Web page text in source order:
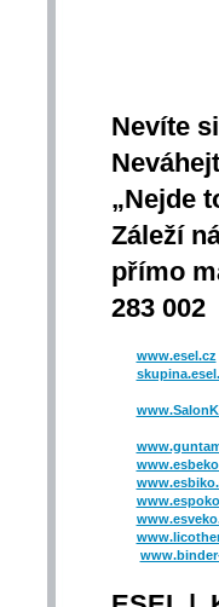
Nevíte
„Nejde
Záleží
přímo
283 002
www.esel.cz